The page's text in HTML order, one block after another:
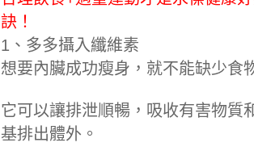
訣！
1、多多攝入纖維素
想要內臟成功瘦身，就不能缺少食
它可以讓排泄順暢，吸收有害物質
基排出體外。